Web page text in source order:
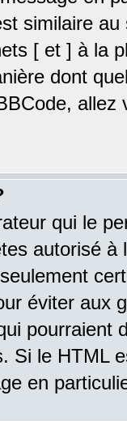
similaire
[ et ] à la
dont
qui le
autorisé à
éviter aux
pourraient
Si le HTML
en